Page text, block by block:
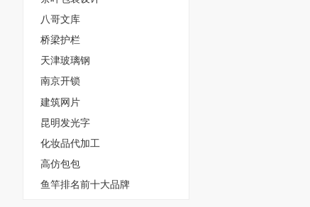
八哥文库
桥梁护栏
天津玻璃钢
南京开锁
建筑网片
昆明发光字
化妆品代加工
高仿包包
鱼竿排名前十大品牌